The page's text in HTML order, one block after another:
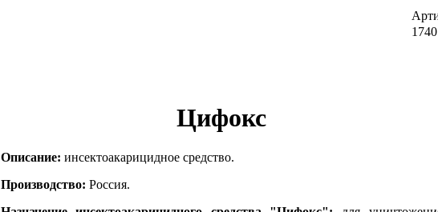
1740
Цифокс
Описание: инсектоакарицидное средство.
Производство: Россия.